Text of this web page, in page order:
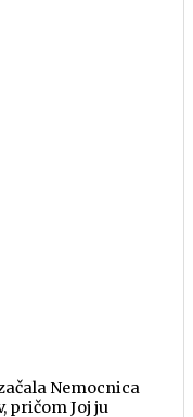
Nemocnica
pričom Joj ju